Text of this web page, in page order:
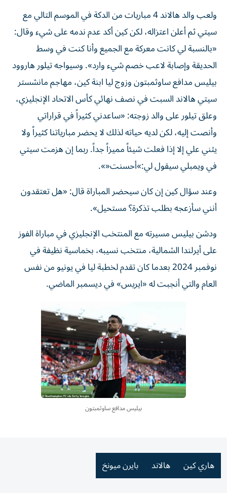
ولعب والد هالاند 4 مباريات من الدكة في الموسم التالي مع
سيتي ثم أعلن اعتزاله، لكن كين أكد عدم ندمه على شيء وقال:
«بالنسبة لي كانت معركة مع الجميع وأنا كنت في وسط
الحديقة وإصابة لاعب خصم شيء وارد». وسيواجه تيلور هاروود
بيليس مدافع ساوثمبتون وزوج ليا ابنة كين، مهاجم مانشستر
سيتي هالاند السبت في نصف نهائي كأس الاتحاد الإنجليزي،
وعلق تيلور على والد زوجته: «ساعدني كثيراً في قراراتي
وأنصت إليه، لكن لديه حياته لذلك لا يحضر مبارياتنا كثيراً ولا
يثني علي إلا إذا فعلت شيئاً مميزاً جداً. ربما إن هزمت سيتي
في ويمبلي سيقول لي:»أحسنت«».
وعند سؤال كين إن كان سيحضر المباراة قال: «هل تعتقدون
أنني سأزعجه بطلب تذكرة؟ مستحيل».
ودشن بيليس مسيرته مع المنتخب الإنجليزي في مباراة الفوز
على أيرلندا الشمالية، منتخب نسيبه، بخماسية نظيفة في
نوفمبر 2024 بعدما كان تقدم لخطبة ليا في يونيو من نفس
العام والتي أنجبت له «ايريس» في ديسمبر الماضي.
بيليس مدافع ساوثمبتون
هاري كين هالاند بايرن ميونخ